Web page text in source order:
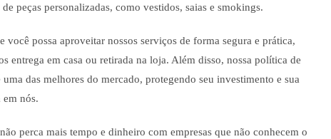
peças personalizadas, como vestidos, saias e smokings.
você possa aproveitar nossos serviços de forma segura e prática,
entrega em casa ou retirada na loja. Além disso, nossa política de
uma das melhores do mercado, protegendo seu investimento e sua
em nós.
perca mais tempo e dinheiro com empresas que não conhecem o